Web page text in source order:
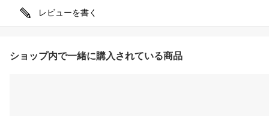
レビューを書く
ショップ内で一緒に購入されている商品